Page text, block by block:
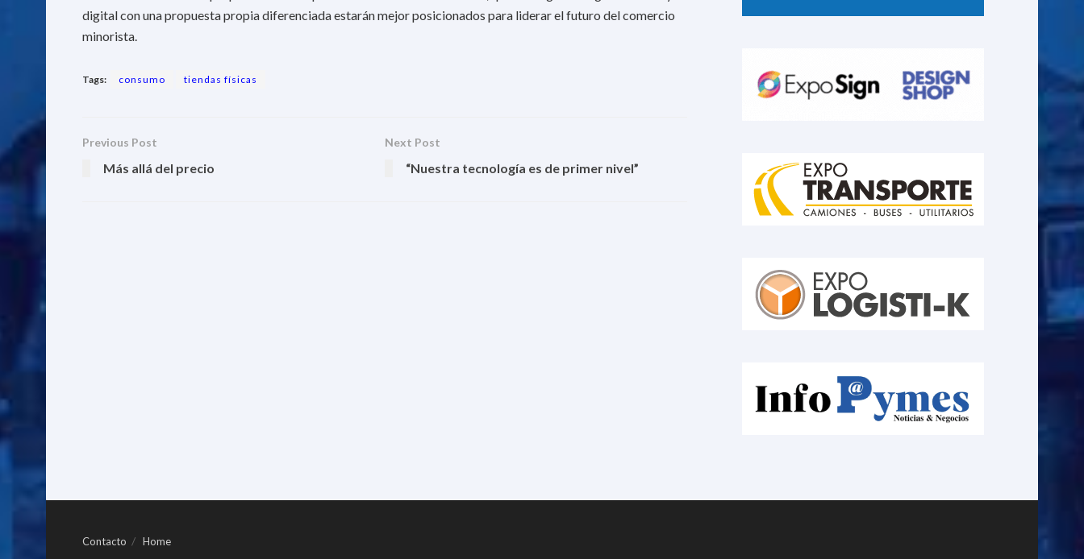
digital con una propuesta propia diferenciada estarán mejor posicionados para liderar el futuro del comercio
minorista.
Tags: consumo tiendas físicas
Previous Post
Más allá del precio
Next Post
“Nuestra tecnología es de primer nivel”
Contacto Home